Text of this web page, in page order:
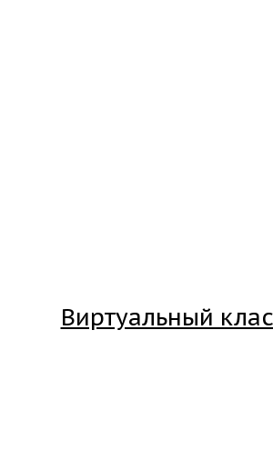
Виртуальный